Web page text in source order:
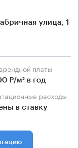
улица, 1
арендной платы
Р/м² в год
расходы
в ставку